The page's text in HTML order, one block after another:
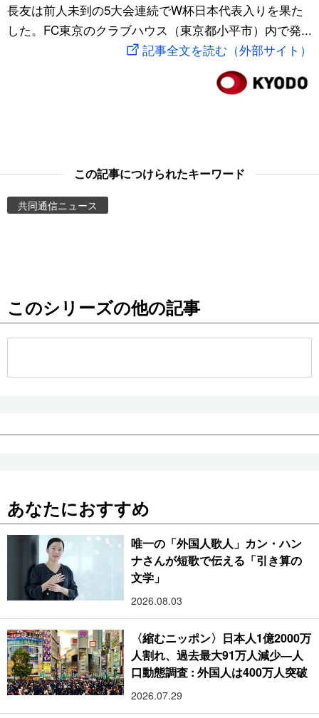
文化
動画/Live
お知らせ
スポーツ・東京2020
長友は前人未到の5大会連続でW杯日本代表入りを果た
した。FC東京のクラブハウス（東京都小平市）内で発...
記事全文を読む（外部サイト）
この記事につけられたキーワード
共同通信ニュース
このシリーズの他の記事
あなたにおすすめ
唯一の「外国人歌人」カン・ハン
ナさんが短歌で伝える「引き算の
文学」
2026.08.03
〈縮むニッポン〉日本人1億2000万
人割れ、過去最大91万人減少―人
口動態調査 : 外国人は400万人突破
2026.07.29